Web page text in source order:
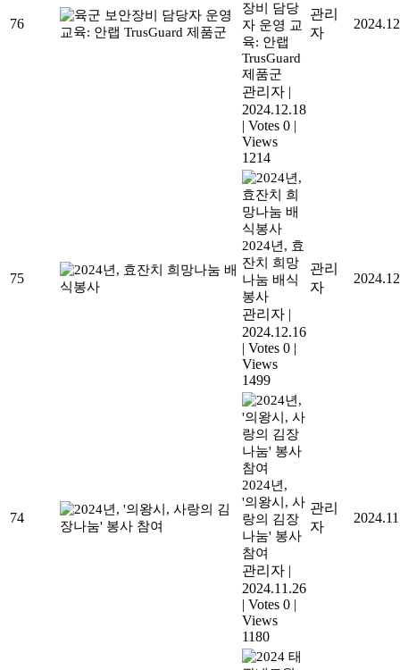
76
장비 담당
자 운영 교
육: 안랩
TrusGuard
제품군
관리자 |
2024.12.18
| Votes 0 |
Views
1214
관리
자
75
2024년, 효
잔치 희망
나눔 배식
봉사
관리자 |
2024.12.16
| Votes 0 |
Views
1499
관리
자
74
2024년,
'의왕시, 사
랑의 김장
나눔' 봉사
참여
관리자 |
2024.11.26
| Votes 0 |
Views
1180
관리
자